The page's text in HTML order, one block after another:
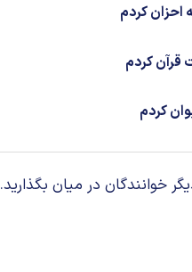
احزان کردم
قرآن کردم
کردم
خوانندگان در میان بگذارید.